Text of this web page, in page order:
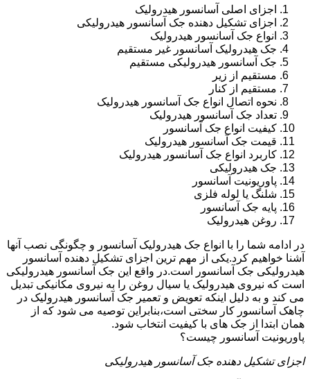
اجزای اصلی آسانسور هیدرولیک
اجزای تشکیل دهنده جک آسانسور هیدرولیکی
انواع جک آسانسور هیدرولیک
جک هیدرولیک آسانسور غیر مستقیم
جک آسانسور هیدرولیکی مستقیم
مستقیم از زیر
مستقیم از کنار
نحوه اتصال انواع جک آسانسور هیدرولیک
تعداد جک آسانسور هیدرولیک
کیفیت انواع جک آسانسور
قیمت جک آسانسور هیدرولیک
کاربرد انواع جک آسانسور هیدرولیک
جک هیدرولیکی
پاوریونیت آسانسور
شلنگ یا لوله فلزی
پایه جک آسانسور
روغن هیدرولیک
در ادامه شما را با انواع جک هیدرولیک آسانسور و چگونگی نصب آنها
آشنا خواهیم کرد.یکی از مهم ترین اجزای تشکیل دهنده آسانسور
هیدرولیکی جک آسانسور است.در واقع این جک آسانسور هیدرولیکی
است که نیروی هیدرولیک یا سیال روغن را به نیروی مکانیکی تبدیل
می کند و به دلیل اینکه تعویض و تعمیر جک آسانسور هیدرولیک در
چاهک آسانسور کار سختی است،بنابراین توصیه می شود که از
همان ابتدا از جک های با کیفیت انتخاب شود.
پاوریونیت آسانسور چیست؟
اجزای تشکیل دهنده جک آسانسور هیدرولیکی